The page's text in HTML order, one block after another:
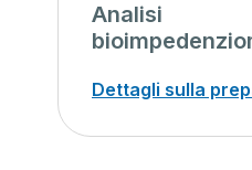
Analisi
Dettagli sulla